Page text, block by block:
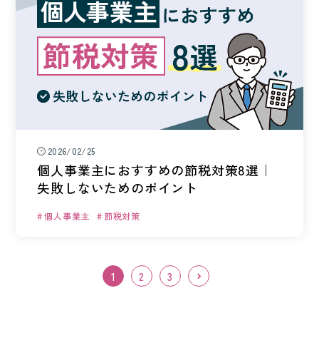
2026/02/25
個人事業主におすすめの節税対策8選｜
失敗しないためのポイント
個人事業主 節税対策
1 2 3 >